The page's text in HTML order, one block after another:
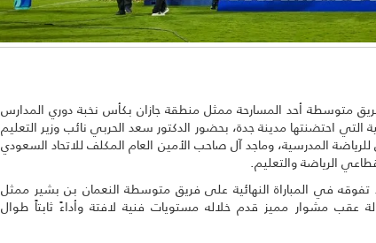
متوسطة أحد المسارحة ممثل منطقة جازان بكأس نخبة دوري المدارس
التي احتضنتها مدينة جدة، بحضور الدكتور سعد الحربي نائب وزير التعليم
المدرسية، وماجد آل صاحب الأمين العام المكلف للاتحاد السعودي
الرياضة والتعليم.
في المباراة النهائية على فريق متوسطة النعمان بن بشير ممثل
أحقيته بالبطولة عقب مشوار مميز قدم خلاله مستويات فنية لافتة وأداءً ثابتاً طوال